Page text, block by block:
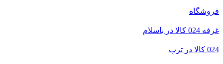
فروشگاه
غرفه 024 کالا در باسلام
024 کالا در ترب